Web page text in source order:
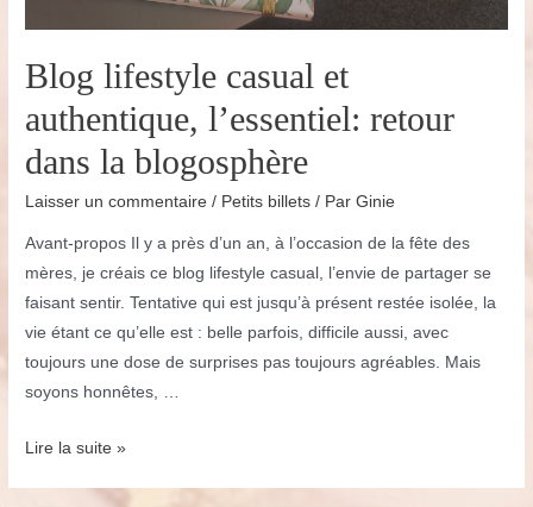
Blog lifestyle casual et
authentique, l’essentiel: retour
dans la blogosphère
Laisser un commentaire / Petits billets / ParGinie
Avant-propos Il y a près d’un an, à l’occasion de la fête des
mères, je créais ce blog lifestyle casual, l’envie de partager se
faisant sentir. Tentative qui est jusqu’à présent restée isolée, la
vie étant ce qu’elle est : belle parfois, difficile aussi, avec
toujours une dose de surprises pas toujours agréables. Mais
soyons honnêtes, …
Blog
Lire la suite »